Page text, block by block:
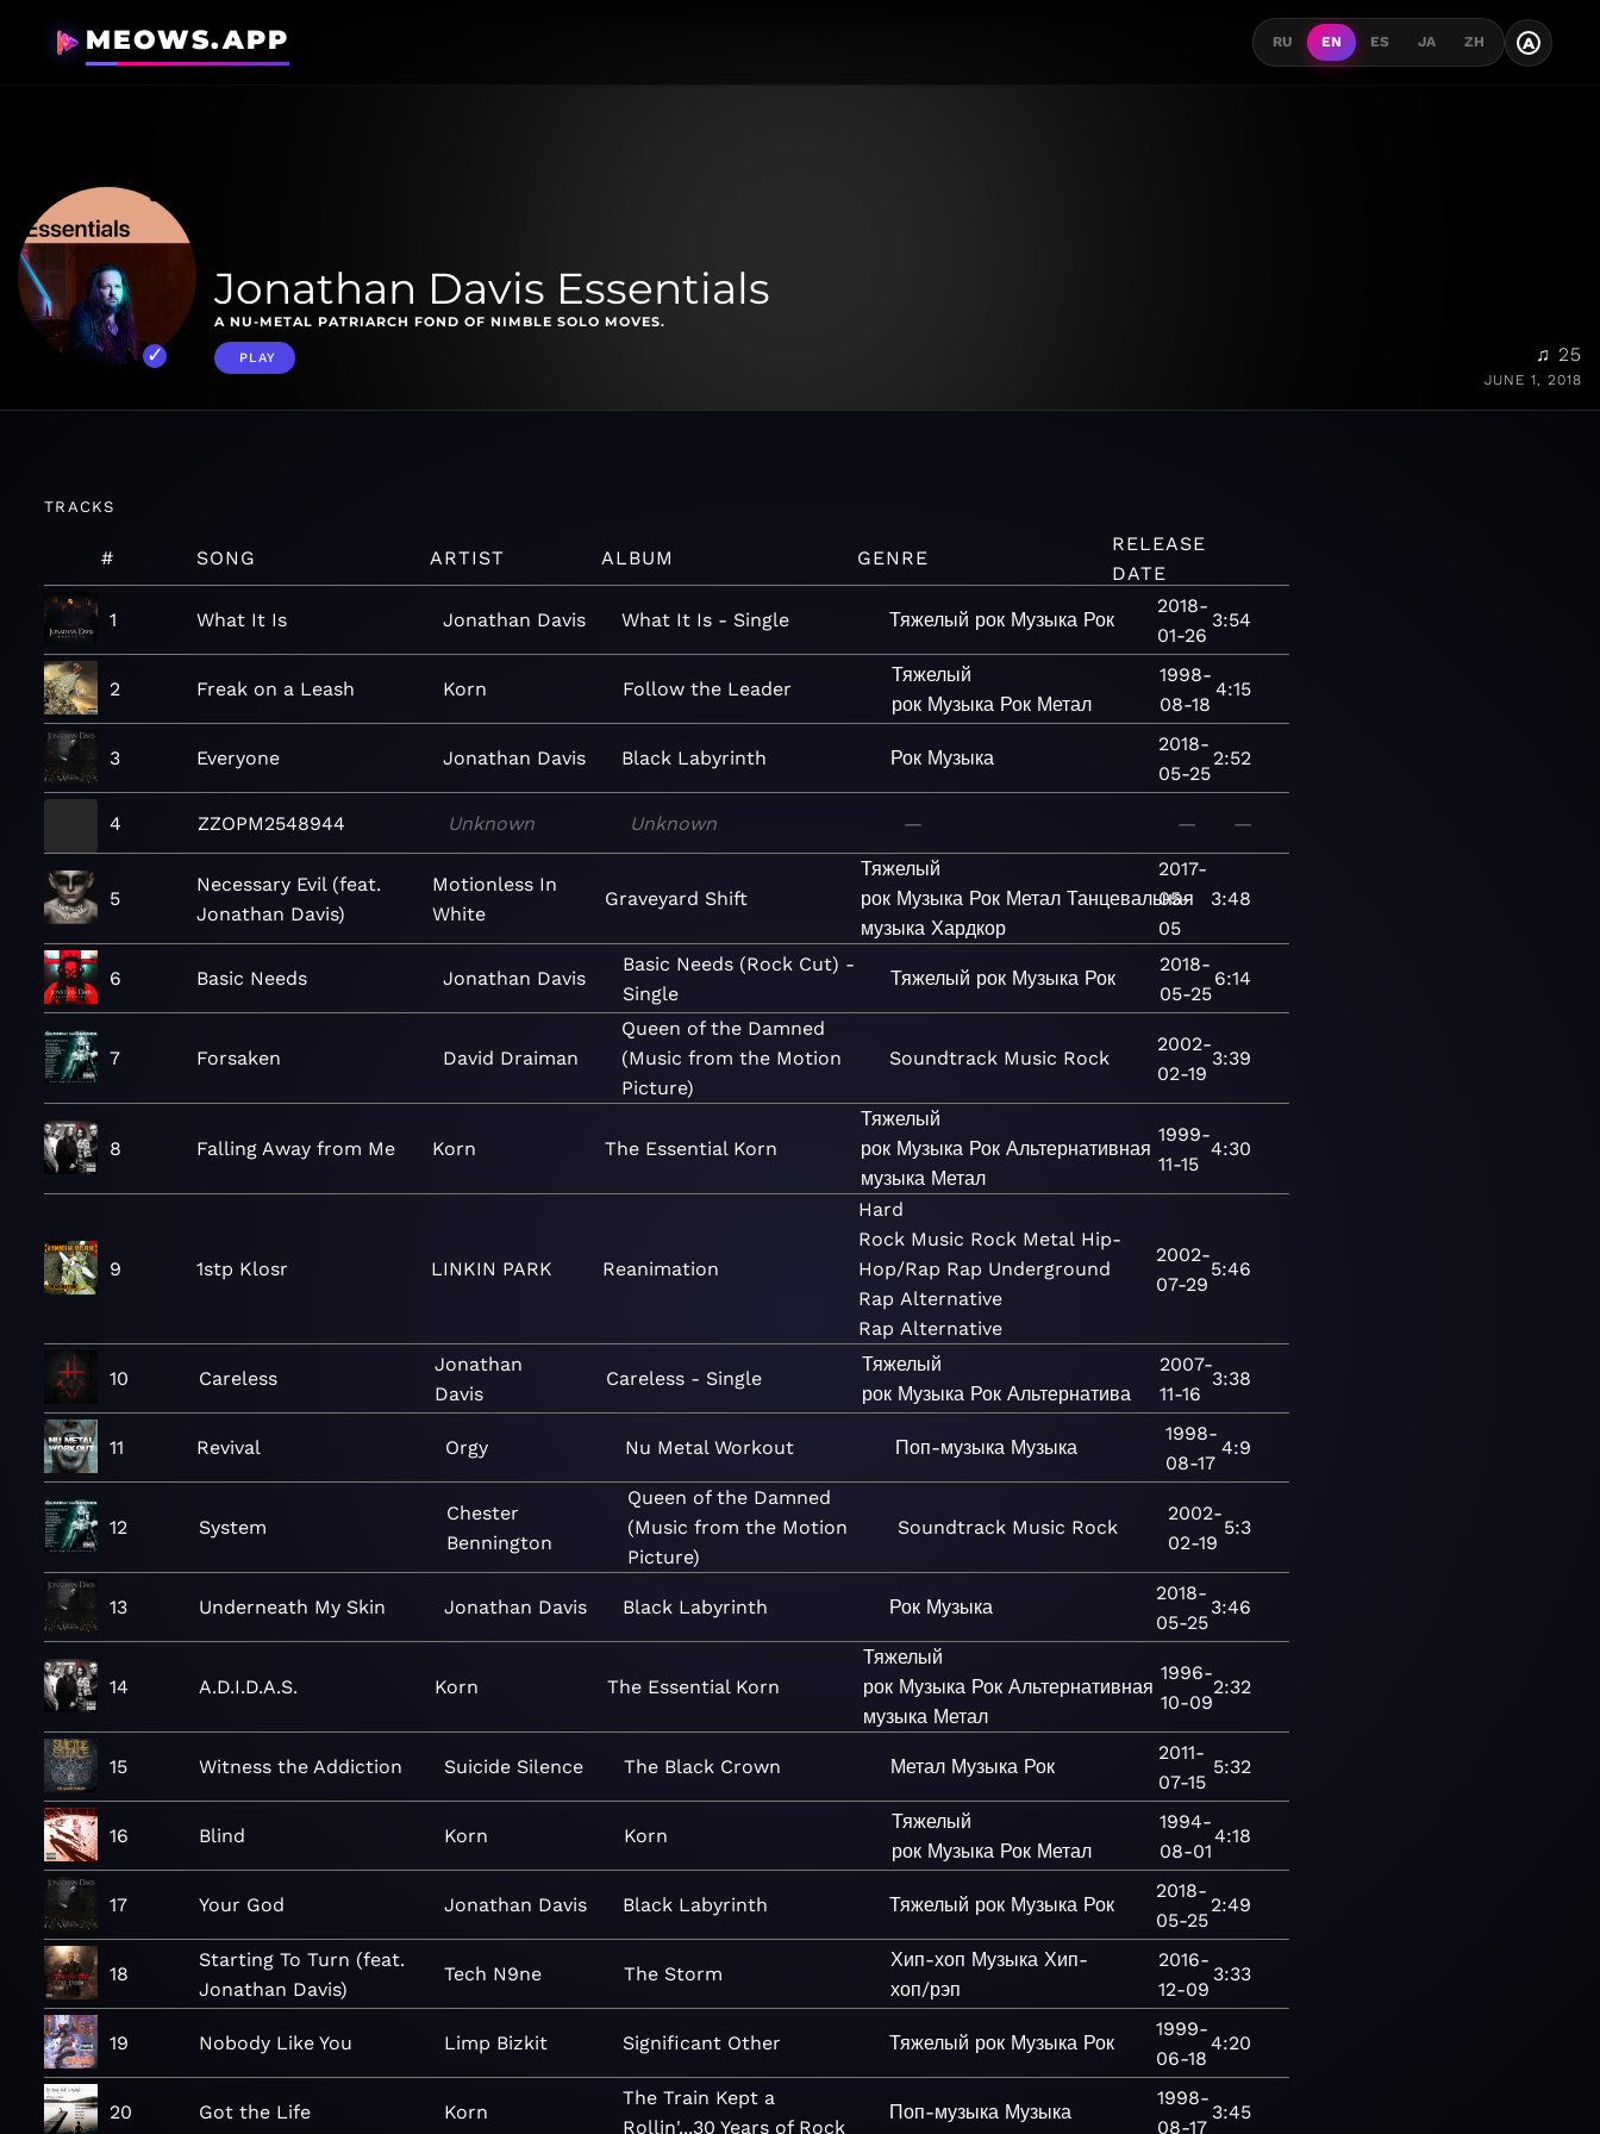
MEOWS.APP RU EN ES JA ZH A
Jonathan Davis Essentials
A NU-METAL PATRIARCH FOND OF NIMBLE SOLO MOVES.
PLAY ♫ 25
JUNE 1, 2018
TRACKS
# SONG ARTIST ALBUM GENRE
RELEASE
DATE
1 What It Is Jonathan Davis What It Is - Single Тяжелый рок Музыка Рок
2018-
01-26
3:54
2 Freak on a Leash Korn Follow the Leader
Тяжелый
рок Музыка Рок Метал
1998-
08-18
4:15
3 Everyone Jonathan Davis Black Labyrinth Рок Музыка
2018-
05-25
2:52
4 ZZOPM2548944 Unknown Unknown — — —
5
Necessary Evil (feat.
Jonathan Davis)
Motionless In
White
Graveyard Shift
Тяжелый
рок Музыка Рок Метал Танцевальная
музыка Хардкор
2017-
05-
05
3:48
6 Basic Needs Jonathan Davis
Basic Needs (Rock Cut) -
Single
Тяжелый рок Музыка Рок
2018-
05-25
6:14
7 Forsaken David Draiman
Queen of the Damned
(Music from the Motion
Picture)
Soundtrack Music Rock
2002-
02-19
3:39
8 Falling Away from Me Korn The Essential Korn
Тяжелый
рок Музыка Рок Альтернативная
музыка Метал
1999-
11-15
4:30
9 1stp Klosr LINKIN PARK Reanimation
Hard
Rock Music Rock Metal Hip-
Hop/Rap Rap Underground
Rap Alternative
Rap Alternative
2002-
07-29
5:46
10 Careless
Jonathan
Davis
Careless - Single
Тяжелый
рок Музыка Рок Альтернатива
2007-
11-16
3:38
11 Revival Orgy Nu Metal Workout Поп-музыка Музыка
1998-
08-17
4:9
12 System
Chester
Bennington
Queen of the Damned
(Music from the Motion
Picture)
Soundtrack Music Rock
2002-
02-19
5:3
13 Underneath My Skin Jonathan Davis Black Labyrinth Рок Музыка
2018-
05-25
3:46
14 A.D.I.D.A.S. Korn The Essential Korn
Тяжелый
рок Музыка Рок Альтернативная
музыка Метал
1996-
10-09
2:32
15 Witness the Addiction Suicide Silence The Black Crown Метал Музыка Рок
2011-
07-15
5:32
16 Blind Korn Korn
Тяжелый
рок Музыка Рок Метал
1994-
08-01
4:18
17 Your God Jonathan Davis Black Labyrinth Тяжелый рок Музыка Рок
2018-
05-25
2:49
18
Starting To Turn (feat.
Jonathan Davis)
Tech N9ne The Storm
Хип-хоп Музыка Хип-
хоп/рэп
2016-
12-09
3:33
19 Nobody Like You Limp Bizkit Significant Other Тяжелый рок Музыка Рок
1999-
06-18
4:20
20 Got the Life Korn
The Train Kept a
Rollin'...30 Years of Rock
Поп-музыка Музыка
1998-
08-17
3:45